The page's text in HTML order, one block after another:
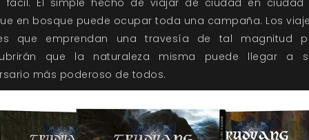
en bosque puede ocupar toda una campaña. Los
que emprendan una travesía de tal magnitud
que la naturaleza misma puede llegar a
más poderoso de todos.